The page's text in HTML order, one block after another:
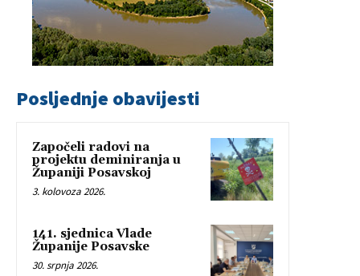
Posljednje obavijesti
Započeli radovi na
projektu deminiranja u
Županiji Posavskoj
3. kolovoza 2026.
141. sjednica Vlade
Županije Posavske
30. srpnja 2026.